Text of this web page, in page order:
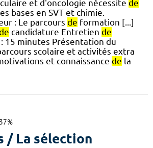
et d'oncologie nécessite de
bases en SVT et chimie.
: Le parcours de formation [...]
candidature Entretien de
15 minutes Présentation du
scolaire et activités extra
et connaissance de la
37%
/ La sélection